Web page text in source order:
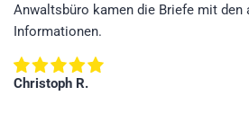
Anwaltsbüro kamen die Briefe mit den
Informationen.
Christoph R.